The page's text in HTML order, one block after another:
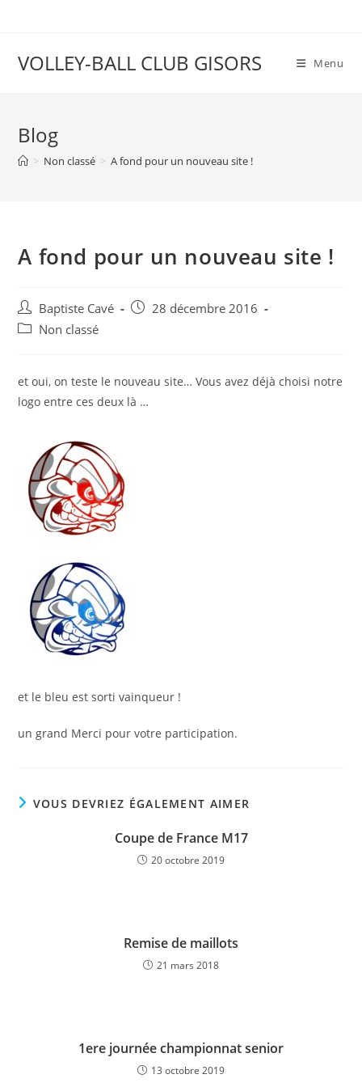
VOLLEY-BALL CLUB GISORS Menu
Blog
> Non classé > A fond pour un nouveau site !
A fond pour un nouveau site !
Baptiste Cavé
28 décembre 2016
Non classé
et oui, on teste le nouveau site… Vous avez déjà choisi notre
logo entre ces deux là …
et le bleu est sorti vainqueur !
un grand Merci pour votre participation.
VOUS DEVRIEZ ÉGALEMENT AIMER
Coupe de France M17
20 octobre 2019
Remise de maillots
21 mars 2018
1ere journée championnat senior
13 octobre 2019